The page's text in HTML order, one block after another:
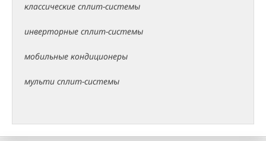
классические сплит-системы
инверторные сплит-системы
мобильные кондиционеры
мульти сплит-системы